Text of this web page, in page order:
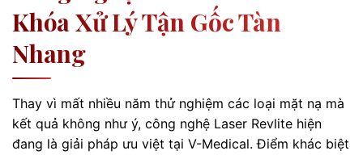
Khóa Xử Lý Tận Gốc Tàn
Nhang
Thay vì mất nhiều năm thử nghiệm các loại mặt nạ mà
kết quả không như ý, công nghệ Laser Revlite hiện
đang là giải pháp ưu việt tại V-Medical. Điểm khác biệt